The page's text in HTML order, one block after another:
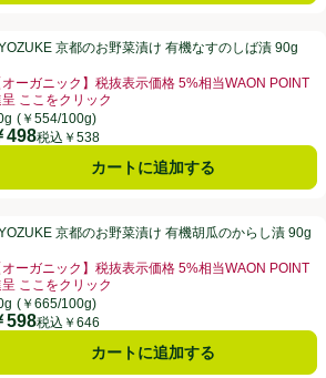
け 有機なすのしば漬 90g
間
中0.0点。京都のお野菜漬け 有機なすのしば漬 90g
オーガニック】税抜表示価格 5%相当WAON POINT
ここをクリック
い得品名：【オーガニック】税抜表示価格 5%相
(￥554/100g)
格
498税込￥538
カートに追加する
け 有機胡瓜のからし漬 90g
間
中0.0点。京都のお野菜漬け 有機胡瓜のからし漬 90g
オーガニック】税抜表示価格 5%相当WAON POINT
ここをクリック
い得品名：【オーガニック】税抜表示価格 5%相
(￥665/100g)
格
598税込￥646
カートに追加する